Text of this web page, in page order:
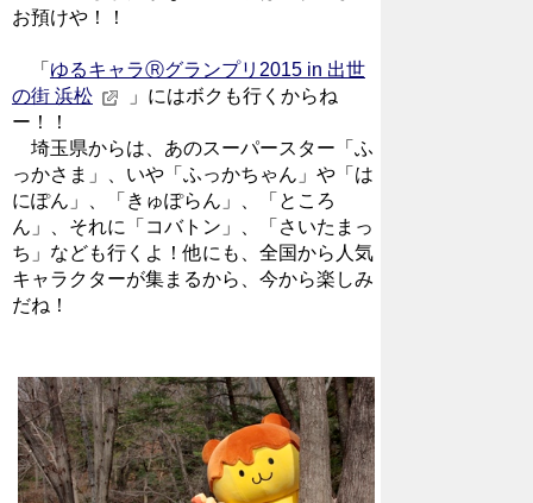
お預けや！！
「 ゆるキャラⓇグランプリ2015 in 出世
の街 浜松
」 にはボクも行くからね
ー！！
埼玉県からは、あのスーパースター「ふ
っかさま」、いや「ふっかちゃん」や「は
にぽん」、「きゅぽらん」、「ところ
ん」、それに「コバトン」、「さいたまっ
ち」なども行くよ！他にも、全国から人気
キャラクターが集まるから、今から楽しみ
だね！